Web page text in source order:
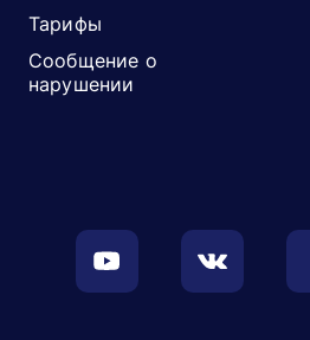
Тарифы
Сообщение о
нарушении